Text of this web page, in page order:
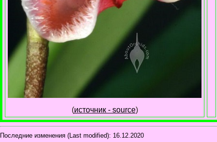
(источник - source)
Последние изменения (Last modified): 16.12.2020